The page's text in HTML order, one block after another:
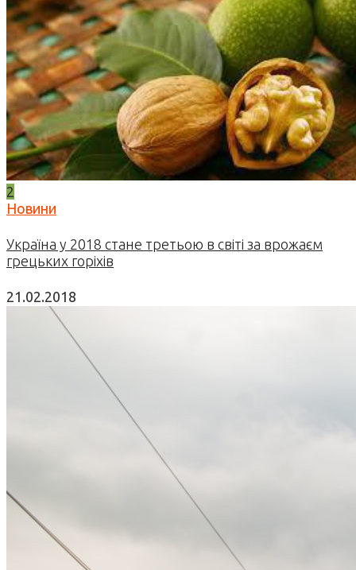
2
Новини
Україна у 2018 стане третьою в світі за врожаєм
грецьких горіхів
21.02.2018